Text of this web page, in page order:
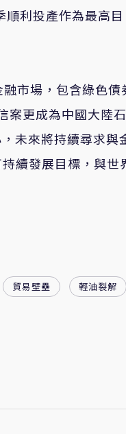
利投產作為最高目
市場，包含綠色債
案更成為中國大陸
未來將持續尋求與
續發展目標，與世
貿易壁壘
輕油裂解